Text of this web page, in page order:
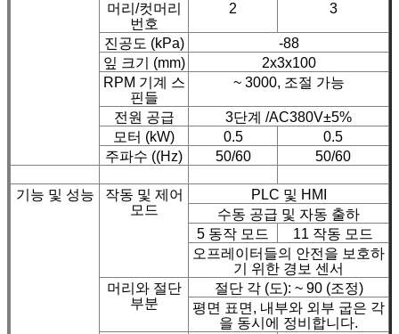
머리/컷머리
번호
2 3
진공도 (kPa)
-88
잎 크기 (mm)
2x3x100
RPM 기계 스
핀들
~ 3000, 조절 가능
전원 공급
3단계 /AC380V±5%
모터 (kW)
0.5
0.5
주파수 ((Hz)
50/60 50/60
기능 및 성능
작동 및 제어
모드
PLC 및 HMI
수동 공급 및 자동 출하
5 동작 모드
11 작동 모드
오프레이터들의 안전을 보호하
기 위한 경보 센서
머리와 절단
부분
절단 각 (도): ~ 90 (조정)
평면 표면, 내부와 외부 굽은 각
을 동시에 정비합니다.